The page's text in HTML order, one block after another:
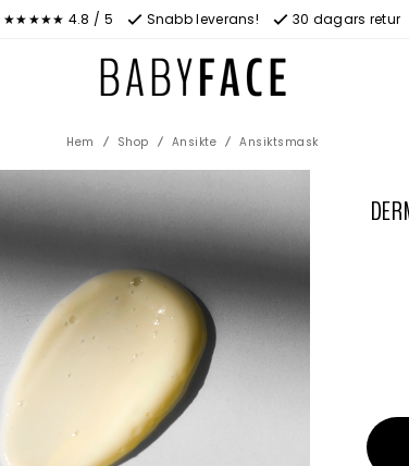
★★★★★ 4.8 / 5 Snabb leverans! 30 dagars retur
Hem Shop Ansikte Ansiktsmask